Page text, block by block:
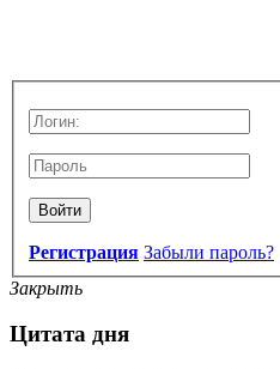
Войти
Регистрация Забыли пароль?
Закрыть
Цитата дня